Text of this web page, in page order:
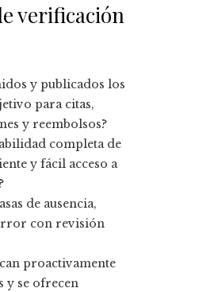
verificación
y publicados los
para citas,
y reembolsos?
completa de
y fácil acceso a
de ausencia,
con revisión
proactivamente
y se ofrecen